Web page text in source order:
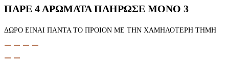
ΠΑΡΕ 4 ΑΡΩΜΑΤΑ ΠΛΗΡΩΣΕ ΜΟΝΟ 3
ΔΩΡΟ ΕΙΝΑΙ ΠΑΝΤΑ ΤΟ ΠΡΟΙΟΝ ΜΕ ΤΗΝ ΧΑΜΗΛΟΤΕΡΗ ΤΗΜΗ